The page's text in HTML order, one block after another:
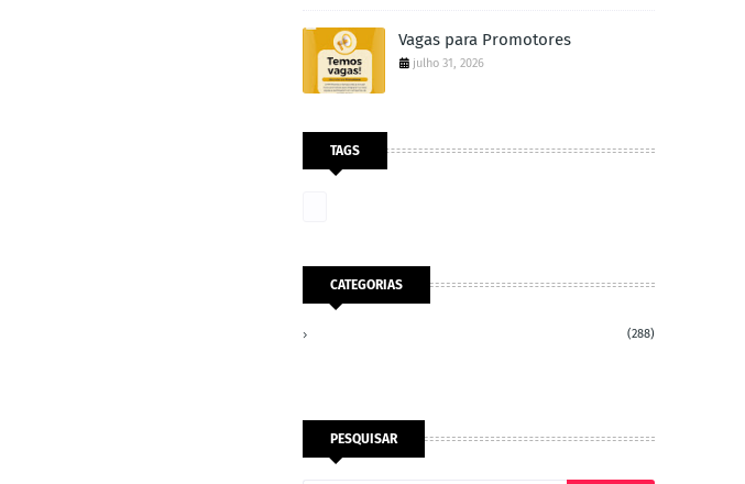
Vagas para Promotores
julho 31, 2026
TAGS
CATEGORIAS
(288)
PESQUISAR